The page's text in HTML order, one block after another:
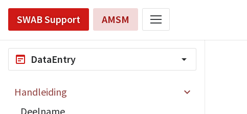
SWAB Support AMSM
wysiwyg DataEntry arrow_drop_down
Handleiding
Deelname